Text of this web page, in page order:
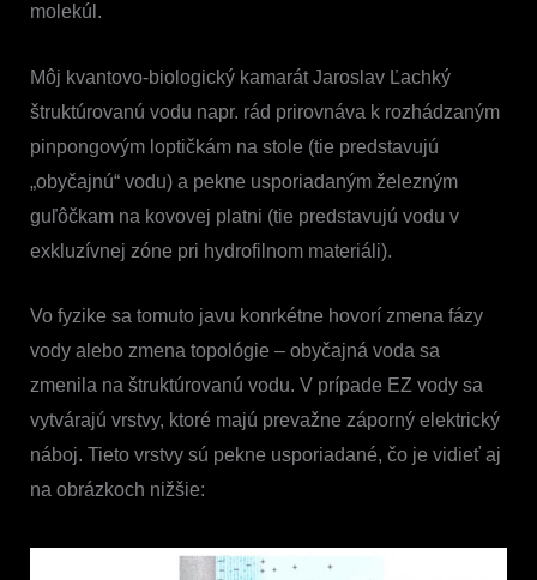
molekúl.
Môj kvantovo-biologický kamarát Jaroslav Ľachký
štruktúrovanú vodu napr. rád prirovnáva k rozhádzaným
pinpongovým loptičkám na stole (tie predstavujú
„obyčajnú“ vodu) a pekne usporiadaným železným
guľôčkam na kovovej platni (tie predstavujú vodu v
exkluzívnej zóne pri hydrofilnom materiáli).
Vo fyzike sa tomuto javu konrkétne hovorí zmena fázy
vody alebo zmena topológie – obyčajná voda sa
zmenila na štruktúrovanú vodu. V prípade EZ vody sa
vytvárajú vrstvy, ktoré majú prevažne záporný elektrický
náboj. Tieto vrstvy sú pekne usporiadané, čo je vidieť aj
na obrázkoch nižšie: